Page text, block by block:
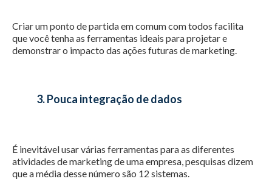
Criar um ponto de partida em comum com todos facilita
que você tenha as ferramentas ideais para projetar e
demonstrar o impacto das ações futuras de marketing.
3. Pouca integração de dados
É inevitável usar várias ferramentas para as diferentes
atividades de marketing de uma empresa, pesquisas dizem
que a média desse número são 12 sistemas.